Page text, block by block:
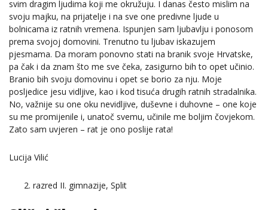
svim dragim ljudima koji me okružuju. I danas često mislim na
svoju majku, na prijatelje i na sve one predivne ljude u
bolnicama iz ratnih vremena. Ispunjen sam ljubavlju i ponosom
prema svojoj domovini. Trenutno tu ljubav iskazujem
pjesmama. Da moram ponovno stati na branik svoje Hrvatske,
pa čak i da znam što me sve čeka, zasigurno bih to opet učinio.
Branio bih svoju domovinu i opet se borio za nju. Moje
posljedice jesu vidljive, kao i kod tisuća drugih ratnih stradalnika.
No, važnije su one oku nevidljive, duševne i duhovne – one koje
su me promijenile i, unatoč svemu, učinile me boljim čovjekom.
Zato sam uvjeren – rat je ono poslije rata!
Lucija Vilić
razred II. gimnazije, Split